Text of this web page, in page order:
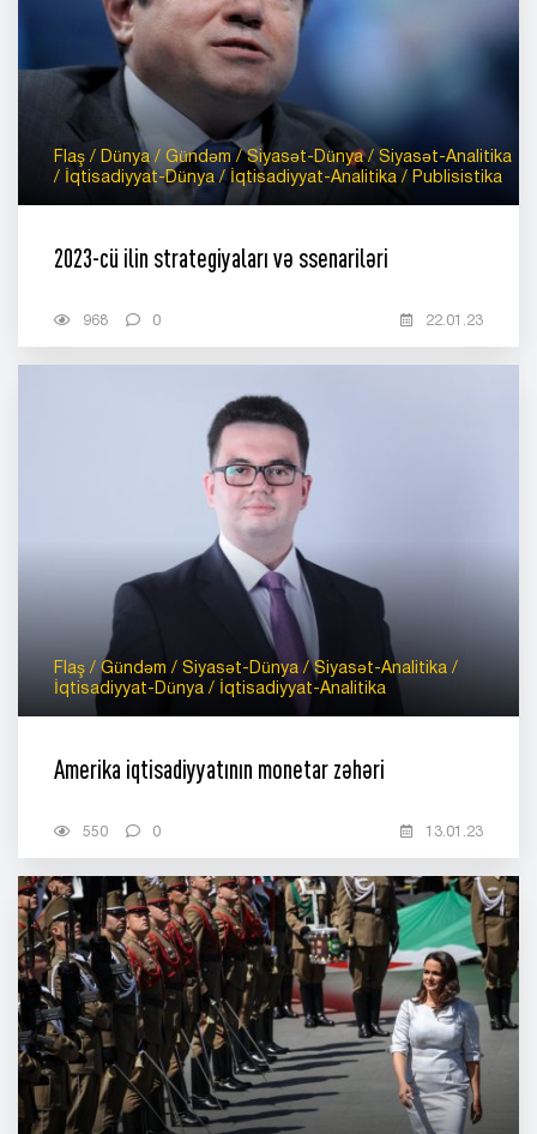
Flaş / Dünya / Gündəm / Siyasət-Dünya / Siyasət-Analitika
/ İqtisadiyyat-Dünya / İqtisadiyyat-Analitika / Publisistika
2023-cü ilin strategiyaları və ssenariləri
968 0 22.01.23
Flaş / Gündəm / Siyasət-Dünya / Siyasət-Analitika /
İqtisadiyyat-Dünya / İqtisadiyyat-Analitika
Amerika iqtisadiyyatının monetar zəhəri
550 0 13.01.23